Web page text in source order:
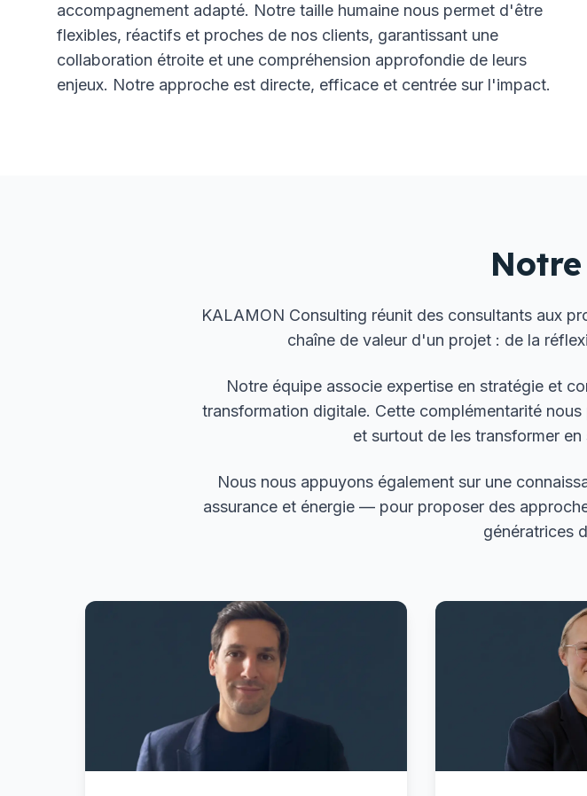
accompagnement adapté. Notre taille humaine nous permet d'être
flexibles, réactifs et proches de nos clients, garantissant une
collaboration étroite et une compréhension approfondie de leurs
enjeux. Notre approche est directe, efficace et centrée sur l'impact.
KALAMON Consulting réunit des consultants aux
chaîne de valeur d'un projet : de la
Notre équipe associe expertise en stratégie et
transformation digitale. Cette complémentarité
et surtout de les transformer
Nous nous appuyons également sur une
assurance et énergie — pour proposer des
génératrices